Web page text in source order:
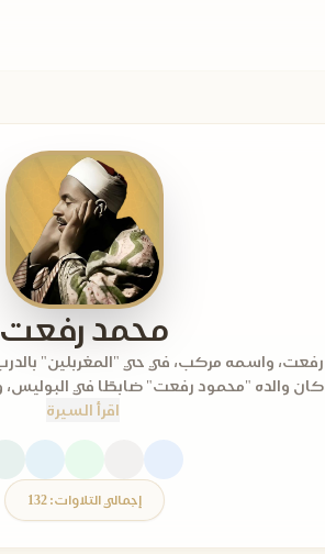
محمد رفعت
اقرأ السيرة
إجمالي التلاوات: 132